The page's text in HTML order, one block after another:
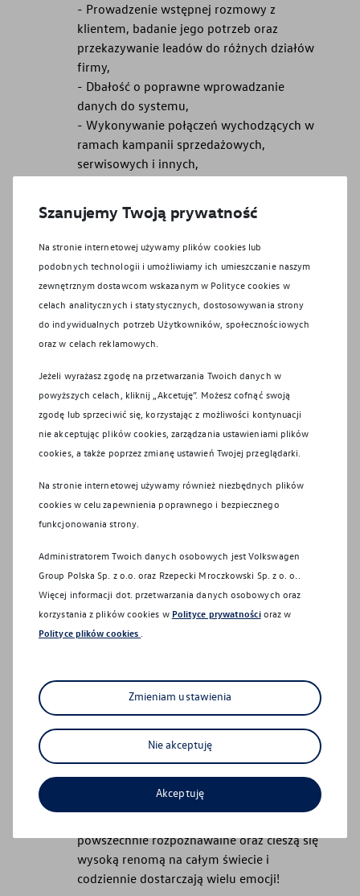
Sanocka 92
- Prowadzenie wstępnej rozmowy z
klientem, badanie jego potrzeb oraz
przekazywanie leadów do różnych działów
firmy,
- Dbałość o poprawne wprowadzanie
danych do systemu,
- Wykonywanie połączeń wychodzących w
ramach kampanii sprzedażowych,
serwisowych i innych,
- Kontakt posprzedażny.
Nasze wymagania:
- Doświadczenia w obsłudze klienta lub w
telemarketingu/call center,
- Wysokiej kultury osobistej oraz
komunikacyjnych,
- Co najmniej dobrej znajomości obsługi
pakietu MS Office,
- Umiejętności pracy w zespole,
- Doświadczenie w pracy z CRM - będzie
- Znajomości języka obcego na poziomie
min. B1 (najchętniej angielskiego lub
niemieckiego) – będzie dodatkowym
atutem,
- Posiadania prawa jazdy kategorii B –
będzie dodatkowy atutem.
To oferujemy:
- Pracę w dobrej atmosferze, w zgranym i
doświadczonym zespole,
wraz z system premiowym uzależnionym
od wyników,
- Szkolenie wstępne oraz szkolenia
uzupełniające,
powszechnie rozpoznawalne oraz cieszą się
wysoką renomą na całym świecie i
codziennie dostarczają wielu emocji!
Szanujemy Twoją prywatność
Na stronie internetowej używamy plików cookies lub
podobnych technologii i umożliwiamy ich umieszczanie naszym
zewnętrznym dostawcom wskazanym w Polityce cookies w
celach analitycznych i statystycznych, dostosowywania strony
do indywidualnych potrzeb Użytkowników, społecznościowych
oraz w celach reklamowych.
Jeżeli wyrażasz zgodę na przetwarzania Twoich danych w
powyższych celach, kliknij „Akcetuję”. Możesz cofnąć swoją
zgodę lub sprzeciwić się, korzystając z możliwości kontynuacji
nie akceptując plików cookies, zarządzania ustawieniami plików
cookies, a także poprzez zmianę ustawień Twojej przeglądarki.
Na stronie internetowej używamy również niezbędnych plików
cookies w celu zapewnienia poprawnego i bezpiecznego
funkcjonowania strony.
Administratorem Twoich danych osobowych jest Volkswagen
Group Polska Sp. z o.o. oraz Rzepecki Mroczkowski Sp. z o. o.
Więcej informacji dot. przetwarzania danych osobowych oraz
korzystania z plików cookies w Polityce prywatnościoraz w
Polityce plików cookies
Zmieniam ustawienia
Nie akceptuję
Akceptuję